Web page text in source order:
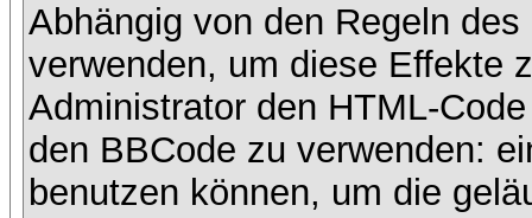
Abhängig von den Regeln
verwenden, um diese Effekte
Administrator den HTML-
den BBCode zu verwenden:
benutzen können, um die